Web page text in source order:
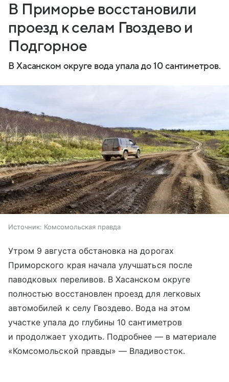
В Приморье восстановили
проезд к селам Гвоздево и
Подгорное
В Хасанском округе вода упала до 10 сантиметров.
Источник: Комсомольская правда
Утром 9 августа обстановка на дорогах
Приморского края начала улучшаться после
паводковых переливов. В Хасанском округе
полностью восстановлен проезд для легковых
автомобилей к селу Гвоздево. Вода на этом
участке упала до глубины 10 сантиметров
и продолжает уходить. Подробнее — в материале
«Комсомольской правды» — Владивосток.